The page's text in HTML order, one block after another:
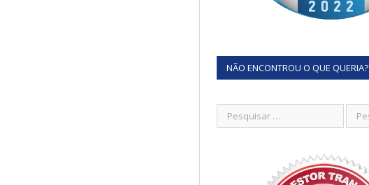
NÃO ENCONTROU O QUE QUERIA?